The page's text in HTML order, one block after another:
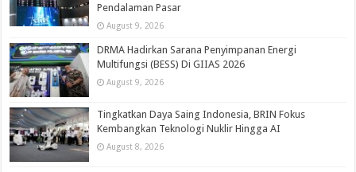
Pendalaman Pasar
August 9, 2026
DRMA Hadirkan Sarana Penyimpanan Energi
Multifungsi (BESS) Di GIIAS 2026
August 9, 2026
Tingkatkan Daya Saing Indonesia, BRIN Fokus
Kembangkan Teknologi Nuklir Hingga AI
August 8, 2026